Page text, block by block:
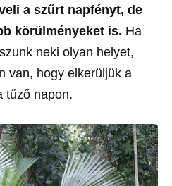
a szűrt napfényt, de
körülményeket is. Ha
neki olyan helyet,
van, hogy elkerüljük a
tűző napon.